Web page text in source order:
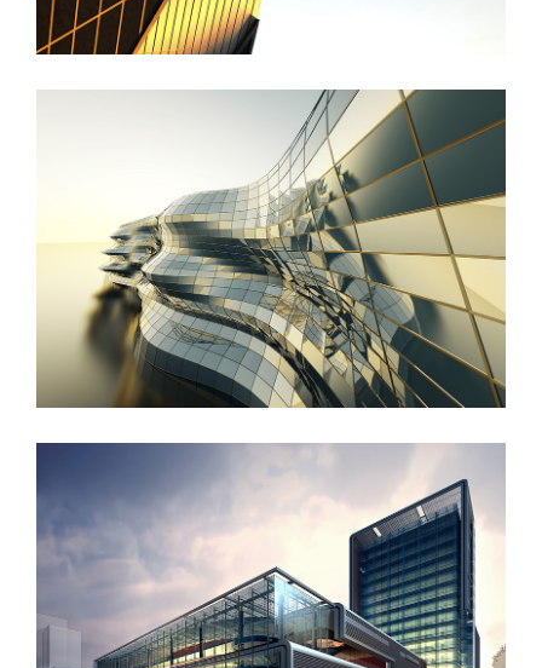
Danish Modernity
West Shinjuku